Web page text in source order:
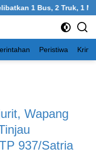
1 Bus, 2 Truk, 1 Mobil,
Peristiwa
Wapang
937/Satria